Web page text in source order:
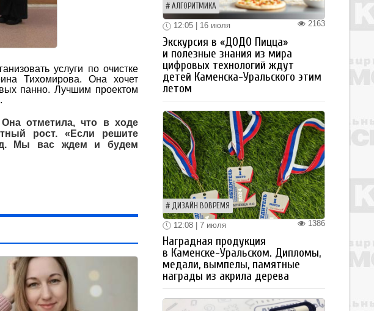
услуги по очистке
Тихомирова. Она хочет
панно. Лучшим проектом
Она отметила, что в ходе
рост. «Если решите
Мы вас ждем и будем
АЛГОРИТМИКА
2163
12:05 | 16 июля
Экскурсия в «ДОДО Пицца»
и полезные знания из мира
цифровых технологий ждут
детей Каменска-Уральского этим
летом
ДИЗАЙН ВОВРЕМЯ
1386
12:08 | 7 июля
Наградная продукция
в Каменске-Уральском. Дипломы,
медали, вымпелы, памятные
награды из акрила дерева